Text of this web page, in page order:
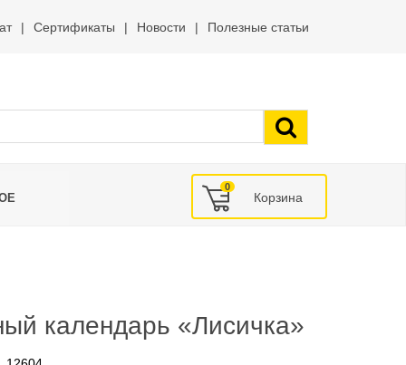
Сертификаты Новости Полезные статьи
0
календарь «Лисичка»